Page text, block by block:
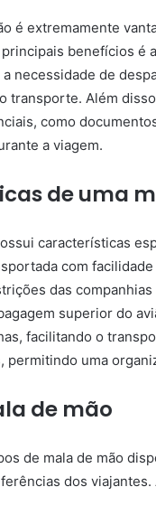
é extremamente
benefícios é
a necessidade de
transporte. Além
como
a viagem.
de uma
características
com
das
superior do
facilitando o
permitindo uma
de mão
de mala de mão
dos